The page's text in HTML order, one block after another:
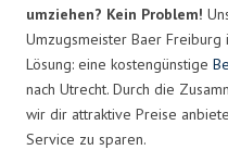
umziehen? Kein Problem!
Umzugsmeister Baer
Lösung: eine kostengünstige
nach Utrecht. Durch die
wir dir attraktive Preise
Service zu sparen.